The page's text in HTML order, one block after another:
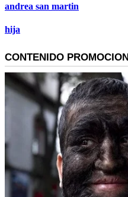
andrea san martin
hija